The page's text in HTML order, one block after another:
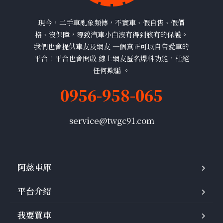
現今，二手車亂象頻傳，不實車、假自售、假價
格、沒保障，導致汽車小白沒有得到該有的保護。
我們也會提供車友及網友 一個真正可以自售愛車的
平台！平台也會開啟 線上網友匿名爆料功能，杜絕
任何欺騙 。
0956-958-065
service@twgc91.com
阿慈車庫
平台介紹
我要買車